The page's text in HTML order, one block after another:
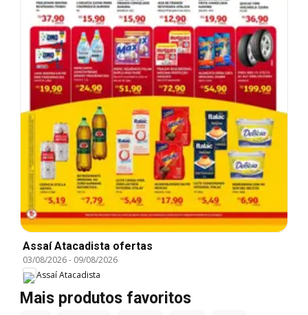
Assaí Atacadista ofertas
03/08/2026- 09/08/2026
Assaí Atacadista
Mais produtos favoritos